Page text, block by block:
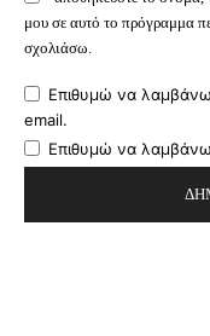
μου σε αυτό το πρόγραμμα
σχολιάσω.
Επιθυμώ να λαμβάνω
email.
Επιθυμώ να λαμβάνω